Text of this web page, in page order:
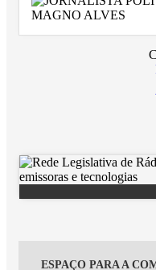
ESPAÇO PARA A